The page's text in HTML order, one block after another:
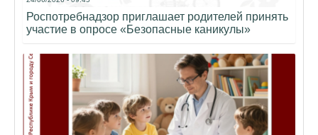
Роспотребнадзор приглашает родителей принять
участие в опросе «Безопасные каникулы»